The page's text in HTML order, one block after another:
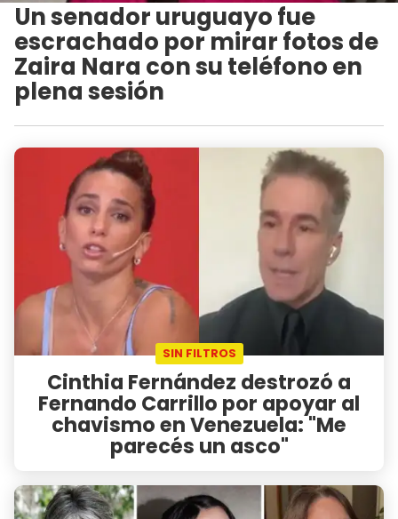
Un senador uruguayo fue
escrachado por mirar fotos de
Zaira Nara con su teléfono en
plena sesión
SIN FILTROS
Cinthia Fernández destrozó a
Fernando Carrillo por apoyar al
chavismo en Venezuela: "Me
parecés un asco"